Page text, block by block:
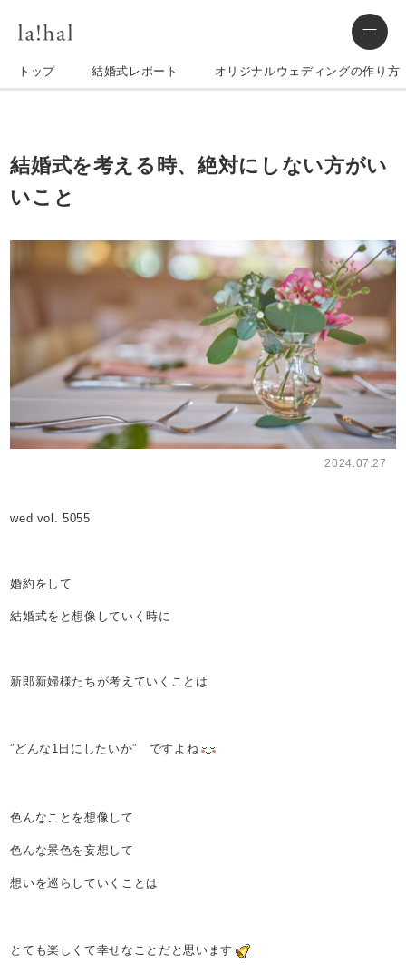
トップ 結婚式レポート オリジナルウェディングの作り方
結婚式を考える時、絶対にしない方がい
いこと
2024.07.27
wed vol. 5055
婚約をして
結婚式をと想像していく時に
新郎新婦様たちが考えていくことは
”どんな1日にしたいか” ですよね
色んなことを想像して
色んな景色を妄想して
想いを巡らしていくことは
とても楽しくて幸せなことだと思います